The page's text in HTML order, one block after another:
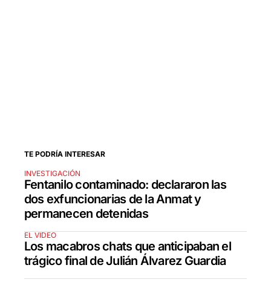
TE PODRÍA INTERESAR
INVESTIGACIÓN
Fentanilo contaminado: declararon las
dos exfuncionarias de la Anmat y
permanecen detenidas
EL VIDEO
Los macabros chats que anticipaban el
trágico final de Julián Álvarez Guardia